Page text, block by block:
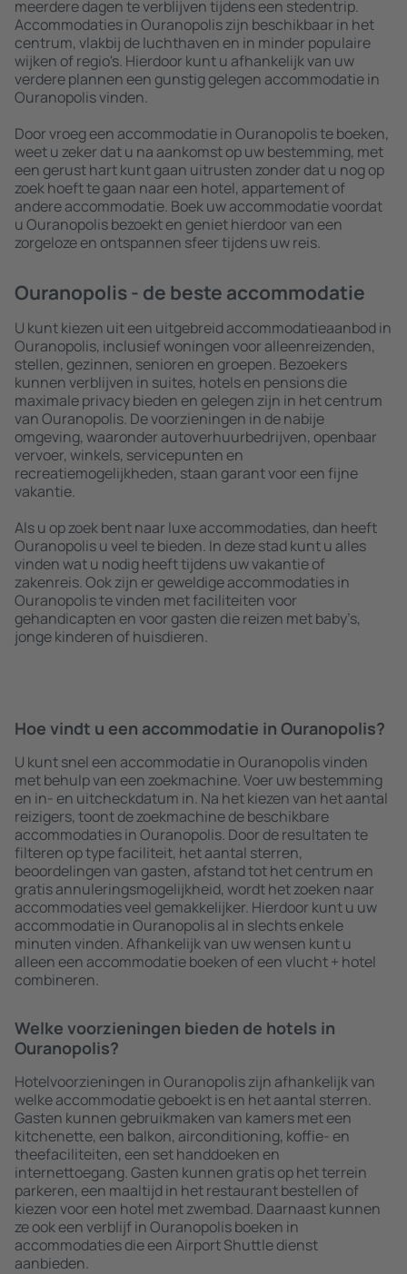
meerdere dagen te verblijven tijdens een stedentrip.
Accommodaties in Ouranopolis zijn beschikbaar in het
centrum, vlakbij de luchthaven en in minder populaire
wijken of regio's. Hierdoor kunt u afhankelijk van uw
verdere plannen een gunstig gelegen accommodatie in
Ouranopolis vinden.
Door vroeg een accommodatie in Ouranopolis te boeken,
weet u zeker dat u na aankomst op uw bestemming, met
een gerust hart kunt gaan uitrusten zonder dat u nog op
zoek hoeft te gaan naar een hotel, appartement of
andere accommodatie. Boek uw accommodatie voordat
u Ouranopolis bezoekt en geniet hierdoor van een
zorgeloze en ontspannen sfeer tijdens uw reis.
Ouranopolis - de beste accommodatie
U kunt kiezen uit een uitgebreid accommodatieaanbod in
Ouranopolis, inclusief woningen voor alleenreizenden,
stellen, gezinnen, senioren en groepen. Bezoekers
kunnen verblijven in suites, hotels en pensions die
maximale privacy bieden en gelegen zijn in het centrum
van Ouranopolis. De voorzieningen in de nabije
omgeving, waaronder autoverhuurbedrijven, openbaar
vervoer, winkels, servicepunten en
recreatiemogelijkheden, staan garant voor een fijne
vakantie.
Als u op zoek bent naar luxe accommodaties, dan heeft
Ouranopolis u veel te bieden. In deze stad kunt u alles
vinden wat u nodig heeft tijdens uw vakantie of
zakenreis. Ook zijn er geweldige accommodaties in
Ouranopolis te vinden met faciliteiten voor
gehandicapten en voor gasten die reizen met baby’s,
jonge kinderen of huisdieren.
Hoe vindt u een accommodatie in Ouranopolis?
U kunt snel een accommodatie in Ouranopolis vinden
met behulp van een zoekmachine. Voer uw bestemming
en in- en uitcheckdatum in. Na het kiezen van het aantal
reizigers, toont de zoekmachine de beschikbare
accommodaties in Ouranopolis. Door de resultaten te
filteren op type faciliteit, het aantal sterren,
beoordelingen van gasten, afstand tot het centrum en
gratis annuleringsmogelijkheid, wordt het zoeken naar
accommodaties veel gemakkelijker. Hierdoor kunt u uw
accommodatie in Ouranopolis al in slechts enkele
minuten vinden. Afhankelijk van uw wensen kunt u
alleen een accommodatie boeken of een vlucht + hotel
combineren.
Welke voorzieningen bieden de hotels in
Ouranopolis?
Hotelvoorzieningen in Ouranopolis zijn afhankelijk van
welke accommodatie geboekt is en het aantal sterren.
Gasten kunnen gebruikmaken van kamers met een
kitchenette, een balkon, airconditioning, koffie- en
theefaciliteiten, een set handdoeken en
internettoegang. Gasten kunnen gratis op het terrein
parkeren, een maaltijd in het restaurant bestellen of
kiezen voor een hotel met zwembad. Daarnaast kunnen
ze ook een verblijf in Ouranopolis boeken in
accommodaties die een Airport Shuttle dienst
aanbieden.